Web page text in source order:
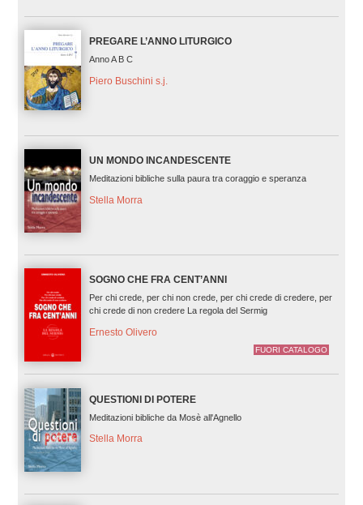
PREGARE L’ANNO LITURGICO
Anno A B C
Piero Buschini s.j.
UN MONDO INCANDESCENTE
Meditazioni bibliche sulla paura tra coraggio e speranza
Stella Morra
SOGNO CHE FRA CENT’ANNI
Per chi crede, per chi non crede, per chi crede di credere, per
chi crede di non credere La regola del Sermig
Ernesto Olivero
FUORI CATALOGO
QUESTIONI DI POTERE
Meditazioni bibliche da Mosè all'Agnello
Stella Morra